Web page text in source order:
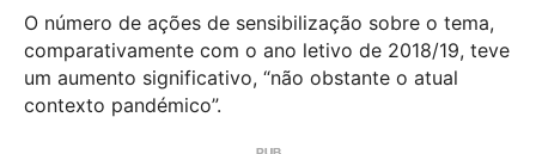
O número de ações de sensibilização sobre o tema,
comparativamente com o ano letivo de 2018/19, teve
um aumento significativo, “não obstante o atual
contexto pandémico”.